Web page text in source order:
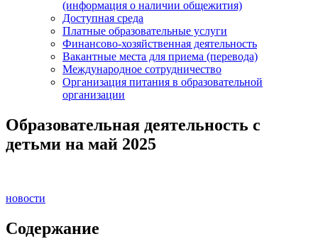
(информация о наличии общежития)
Доступная среда
Платные образовательные услуги
Финансово-хозяйственная деятельность
Вакантные места для приема (перевода)
Международное сотрудничество
Организация питания в образовательной
организации
Образовательная деятельность с
детьми на май 2025
новости
Содержание